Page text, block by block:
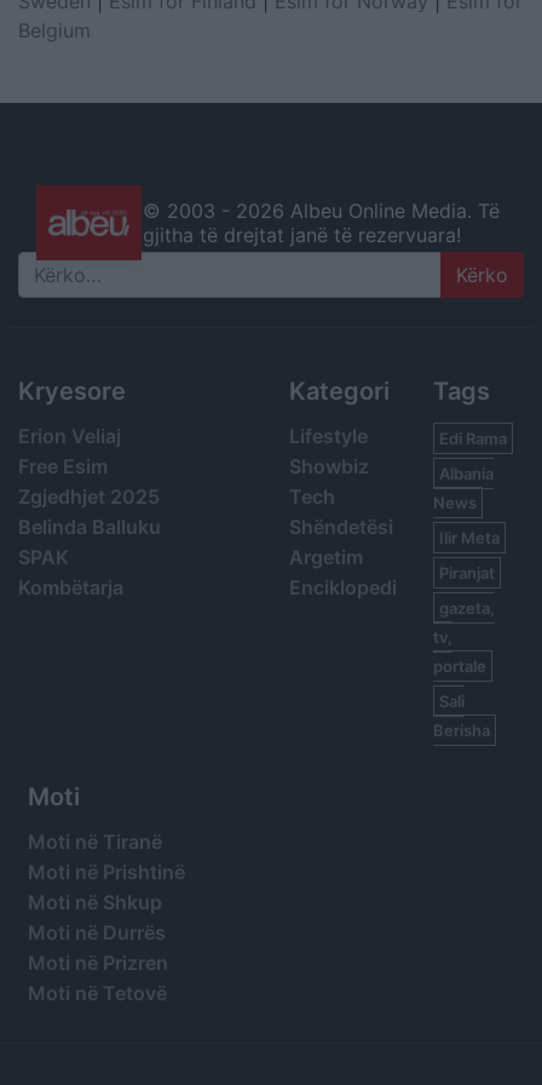
Belgium
© 2003 - 2026 Albeu Online Media. Të
gjitha të drejtat janë të rezervuara!
Search
Kryesore
Erion Veliaj
Free Esim
Zgjedhjet 2025
Belinda Balluku
SPAK
Kombëtarja
Kategori
Lifestyle
Showbiz
Tech
Shëndetësi
Argetim
Enciklopedi
Tags
Edi Rama
Albania
News
Ilir Meta
Piranjat
gazeta,
tv,
portale
Sali
Berisha
Moti
Moti në Tiranë
Moti në Prishtinë
Moti në Shkup
Moti në Durrës
Moti në Prizren
Moti në Tetovë